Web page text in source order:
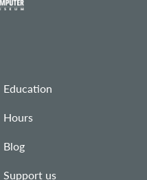
Education
Hours
Blog
Support us